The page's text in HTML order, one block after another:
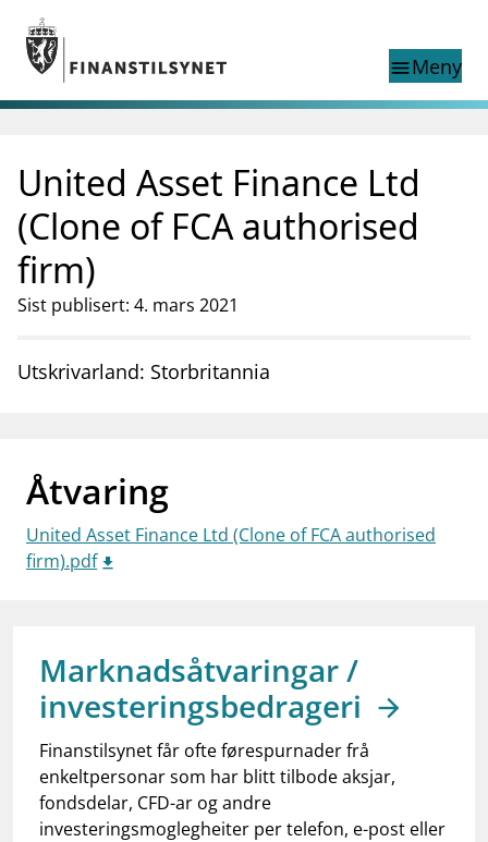
Gå til hovedinnhold
Gå til søkesiden
menuMeny
nettstedet
English
English
English home page
Tilsyn
Aktuelt
Finanstilsynets registre
Tema
supervisor_accountForbrukerinformasjon
work_outlineJobb hos oss
dashboardInformasjon for investorer
United Asset Finance Ltd
(Clone of FCA authorised
firm)
Sist publisert: 4. mars 2021
Utskrivarland: Storbritannia
Åtvaring
United Asset Finance Ltd (Clone of FCA authorised
firm).pdf
Marknadsåtvaringar /
investeringsbedrageri
Finanstilsynet får ofte førespurnader frå
enkeltpersonar som har blitt tilbode aksjar,
fondsdelar, CFD-ar og andre
investeringsmoglegheiter per telefon, e-post eller